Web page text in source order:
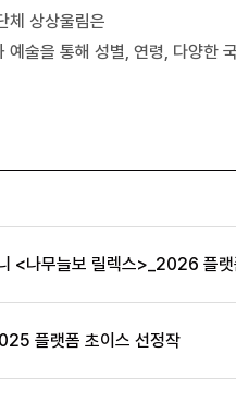
체 상상울림은
술을 통해 성별, 연령, 다양한
<나무늘보 릴렉스>_2026 플
플랫폼 초이스 선정작